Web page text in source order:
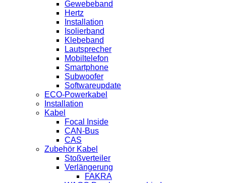
Gewebeband
Hertz
Installation
Isolierband
Klebeband
Lautsprecher
Mobiltelefon
Smartphone
Subwoofer
Softwareupdate
ECO-Powerkabel
Installation
Kabel
Focal Inside
CAN-Bus
CAS
Zubehör Kabel
Stoßverteiler
Verlängerung
FAKRA